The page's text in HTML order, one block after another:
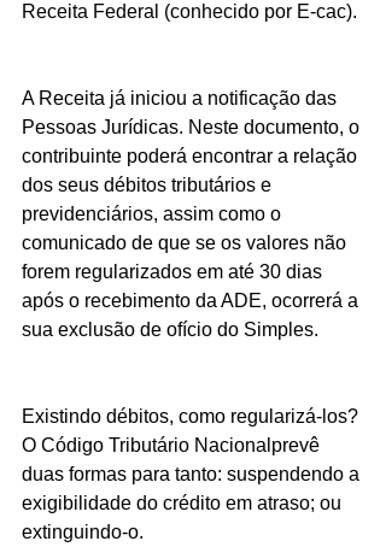
Receita Federal (conhecido por E-cac).
A Receita já iniciou a notificação das
Pessoas Jurídicas. Neste documento, o
contribuinte poderá encontrar a relação
dos seus débitos tributários e
previdenciários, assim como o
comunicado de que se os valores não
forem regularizados em até 30 dias
após o recebimento da ADE, ocorrerá a
sua exclusão de ofício do Simples.
Existindo débitos, como regularizá-los?
O Código Tributário Nacionalprevê
duas formas para tanto: suspendendo a
exigibilidade do crédito em atraso; ou
extinguindo-o.